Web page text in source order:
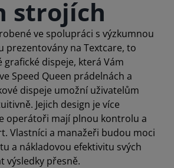
strojích
ve spolupráci s výzkumnou
prezentovány na Textcare, to
grafické dispeje, která Vám
Speed Queen prádelnách a
dispeje umožní uživatelům
Jejich design je více
operátoři mají plnou kontrolu a
Vlastníci a manažeři budou moci
a nákladovou efektivitu svých
výsledky přesně.